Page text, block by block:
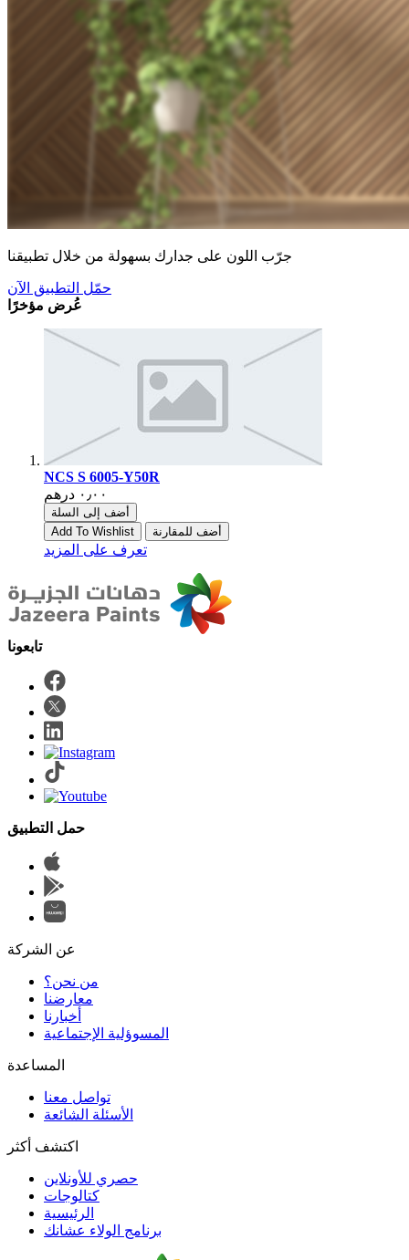
جرّب اللون على جدارك بسهولة من خلال تطبيقنا
حمّل التطبيق الآن
عُرض مؤخرًا
NCS S 6005-Y50R
أضف إلى السلة
Add To Wishlist
أضف للمقارنة
تعرف على المزيد
حمل التطبيق
عن الشركة
من نحن؟
المسوؤلية الإجتماعية
تواصل معنا
الأسئلة الشائعة
اكتشف أكثر
حصري للأونلاين
الرئيسية
برنامج الولاء عشانك